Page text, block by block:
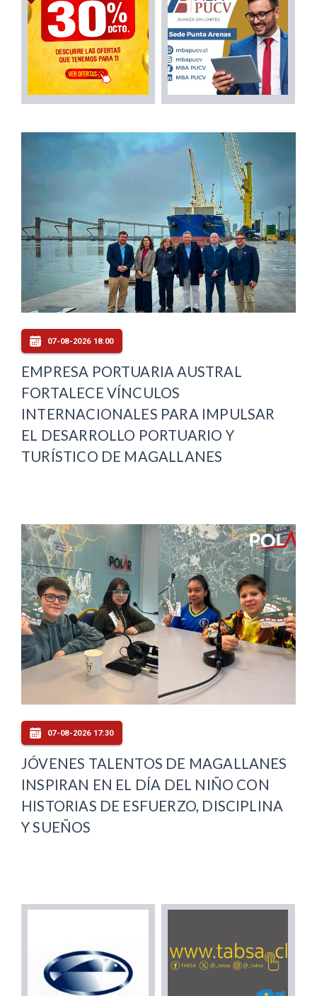
07-08-2026 18:00
EMPRESA PORTUARIA AUSTRAL
FORTALECE VÍNCULOS
INTERNACIONALES PARA IMPULSAR
EL DESARROLLO PORTUARIO Y
TURÍSTICO DE MAGALLANES
07-08-2026 17:30
JÓVENES TALENTOS DE MAGALLANES
INSPIRAN EN EL DÍA DEL NIÑO CON
HISTORIAS DE ESFUERZO, DISCIPLINA
Y SUEÑOS